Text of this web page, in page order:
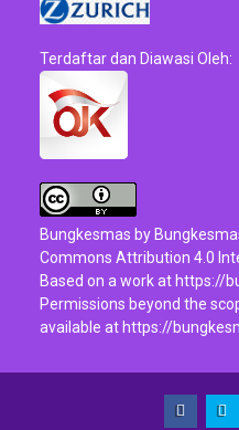
Terdaftar dan Diawasi Oleh:
Bungkesmas by
Commons Attribution 4.0
Based on a work at https://
Permissions beyond the
available at https://